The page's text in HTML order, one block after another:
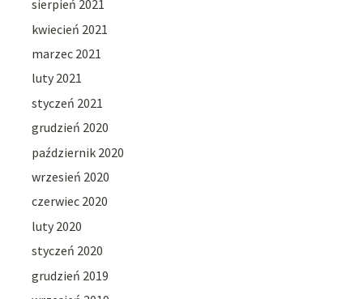
sierpień 2021
kwiecień 2021
marzec 2021
luty 2021
styczeń 2021
grudzień 2020
październik 2020
wrzesień 2020
czerwiec 2020
luty 2020
styczeń 2020
grudzień 2019